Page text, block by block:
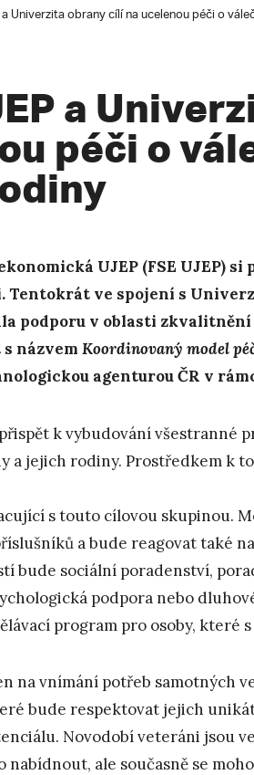
a Univerzita obrany cílí na ucelenou péči o
a
péči o
UJEP (FSE UJEP)
Tentokrát ve spojení s
podporu v oblasti
názvem Koordinovaný model
agenturou ČR v
k vybudování všestranné
a jejich rodiny. Prostředkem k
s touto cílovou skupinou.
a bude reagovat také
bude sociální poradenství,
podpora nebo
program pro osoby, které
na vnímání potřeb samotných
bude respektovat jejich
Novodobí veteráni jsou
nabídnout, ale současně se